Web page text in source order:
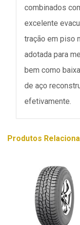
combinados
excelente
tração em piso
adotada para
bem como
de aço
efetivamente.
Produtos